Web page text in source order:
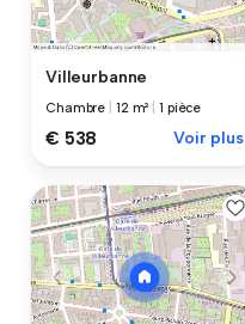
Villeurbanne
Chambre 12 m² |1 pièce
€ 538 Voir plus